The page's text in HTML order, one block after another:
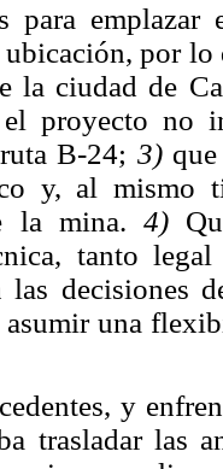
para
por lo
la ciudad de
proyecto no
B-24; 3)que
y, al mismo
la mina.4)
tanto
las decisiones
una
y
trasladar las